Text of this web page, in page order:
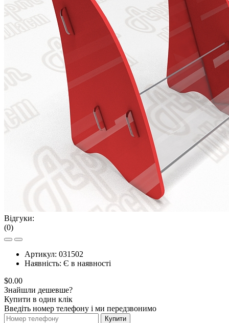
Відгуки:
(0)
Артикул: 031502
Наявність: Є в наявності
$0.00
Знайшли дешевше?
Купити в один клік
Введіть номер телефону і ми передзвонимо
Купити